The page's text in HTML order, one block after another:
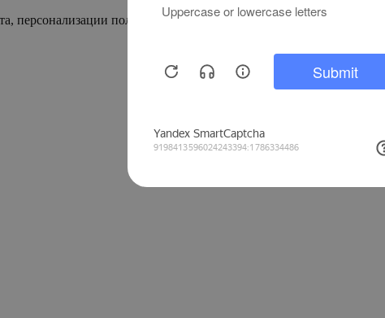
персонализации пользователей и других целей, предусмотренных